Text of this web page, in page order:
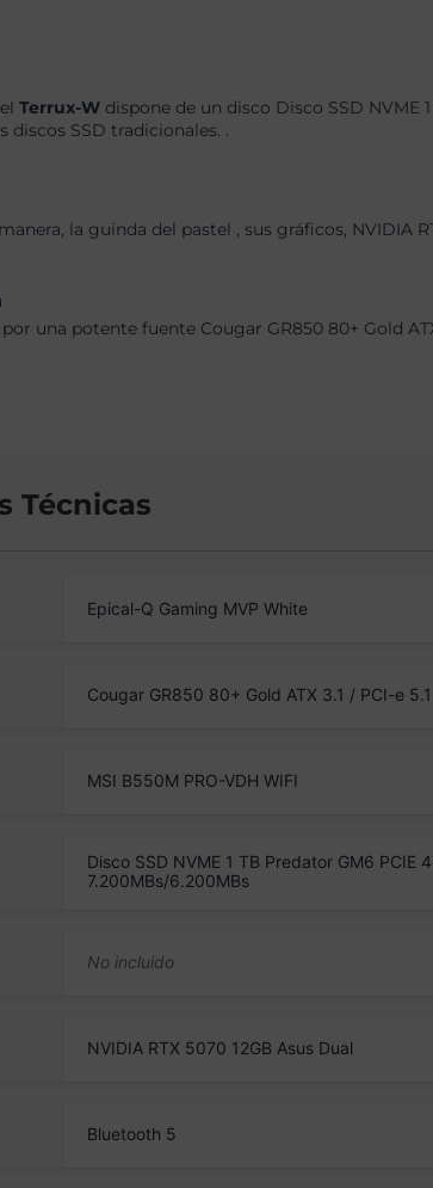
elTerrux-W dispone de un disco Disco SSD NVME
discos SSD tradicionales. .
la guinda del pastel , sus gráficos, NVIDIA
una potente fuente Cougar GR850 80+ Gold
Técnicas
Epical-Q Gaming MVP White
Cougar GR850 80+ Gold ATX 3.1 / PCI-e 5.1
MSI B550M PRO-VDH WIFI
Disco SSD NVME 1 TB Predator GM6 PCIE
7.200MBs/6.200MBs
NVIDIA RTX 5070 12GB Asus Dual
Bluetooth 5